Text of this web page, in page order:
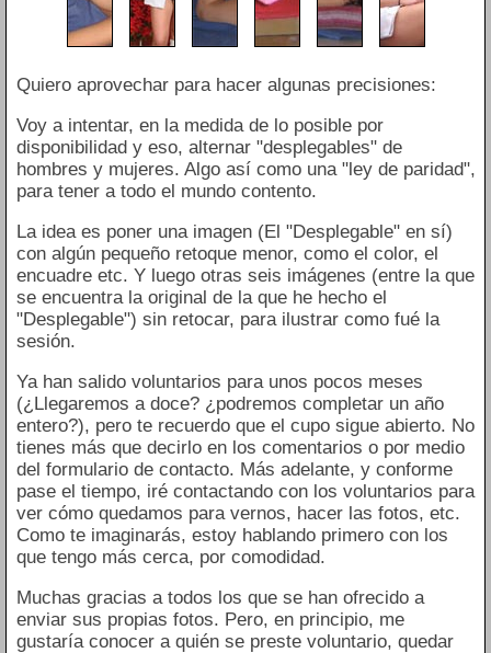
Quiero aprovechar para hacer algunas precisiones:
Voy a intentar, en la medida de lo posible por
disponibilidad y eso, alternar "desplegables" de
hombres y mujeres. Algo así como una "ley de paridad",
para tener a todo el mundo contento.
La idea es poner una imagen (El "Desplegable" en sí)
con algún pequeño retoque menor, como el color, el
encuadre etc. Y luego otras seis imágenes (entre la que
se encuentra la original de la que he hecho el
"Desplegable") sin retocar, para ilustrar como fué la
sesión.
Ya han salido voluntarios para unos pocos meses
(¿Llegaremos a doce? ¿podremos completar un año
entero?), pero te recuerdo que el cupo sigue abierto. No
tienes más que decirlo en los comentarios o por medio
del formulario de contacto. Más adelante, y conforme
pase el tiempo, iré contactando con los voluntarios para
ver cómo quedamos para vernos, hacer las fotos, etc.
Como te imaginarás, estoy hablando primero con los
que tengo más cerca, por comodidad.
Muchas gracias a todos los que se han ofrecido a
enviar sus propias fotos. Pero, en principio, me
gustaría conocer a quién se preste voluntario, quedar